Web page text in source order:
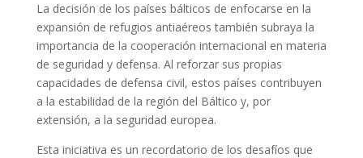
La decisión de los países bálticos de enfocarse en la
expansión de refugios antiaéreos también subraya la
importancia de la cooperación internacional en materia
de seguridad y defensa. Al reforzar sus propias
capacidades de defensa civil, estos países contribuyen
a la estabilidad de la región del Báltico y, por
extensión, a la seguridad europea.
Esta iniciativa es un recordatorio de los desafíos que